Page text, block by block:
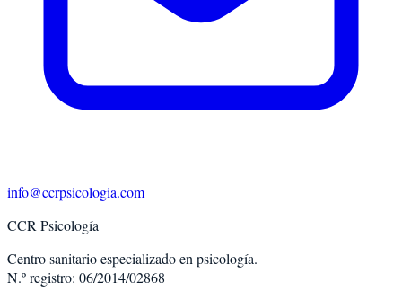
info@ccrpsicologia.com
CCR Psicología
Centro sanitario especializado en psicología.
N.º registro: 06/2014/02868